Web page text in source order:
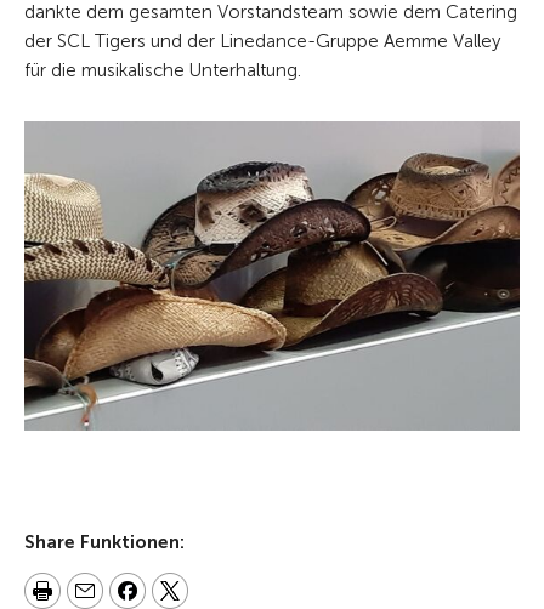
dankte dem gesamten Vorstandsteam sowie dem Catering
der SCL Tigers und der Linedance-Gruppe Aemme Valley
für die musikalische Unterhaltung.
Share Funktionen: